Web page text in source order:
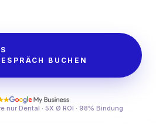
BUCHEN
nur Dental · 5X Ø ROI · 98% Bindung